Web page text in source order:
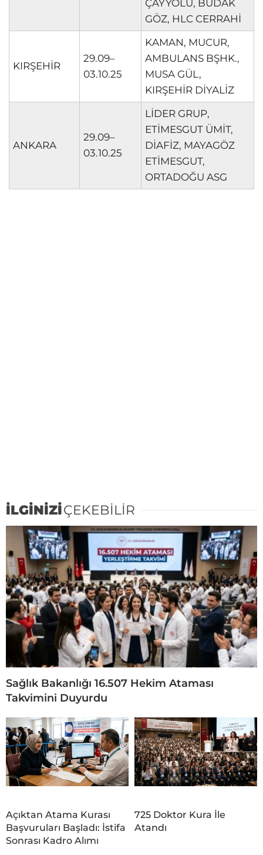
ÇAYYOLU, BUDAK
GÖZ, HLC CERRAHİ
KIRŞEHİR
29.09–
03.10.25
KAMAN, MUCUR,
AMBULANS BŞHK.,
MUSA GÜL,
KIRŞEHİR DİYALİZ
ANKARA
29.09–
03.10.25
LİDER GRUP,
ETİMESGUT ÜMİT,
DİAFİZ, MAYAGÖZ
ETİMESGUT,
ORTADOĞU ASG
İLGİNİZİÇEKEBİLİR
Sağlık Bakanlığı 16.507 Hekim Ataması
Takvimini Duyurdu
Açıktan Atama Kurası
Başvuruları Başladı: İstifa
Sonrası Kadro Alımı
725 Doktor Kura İle
Atandı